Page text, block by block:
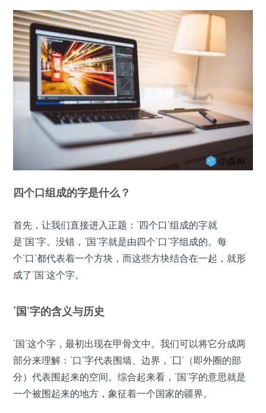
四个口组成的字是什么？
首先，让我们直接进入正题：‘四个口’组成的字就
是‘国’字。没错，‘国’字就是由四个‘口’字组成的。每
个‘口’都代表着一个方块，而这些方块结合在一起，就形
成了‘国’这个字。
‘国’字的含义与历史
‘国’这个字，最初出现在甲骨文中。我们可以将它分成两
部分来理解：‘口’字代表围墙、边界，‘囗’（即外圈的部
分）代表围起来的空间。综合起来看，‘国’字的意思就是
一个被围起来的地方，象征着一个国家的疆界。